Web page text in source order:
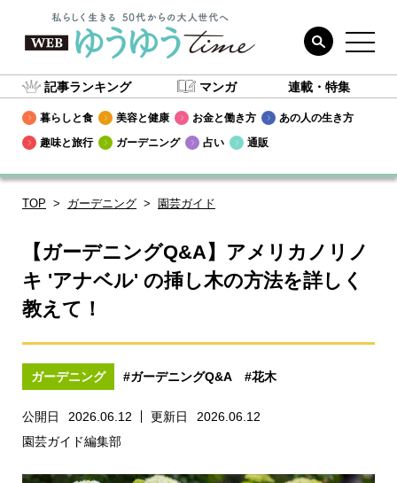
記事ランキング マンガ 連載・特集
暮らしと食 美容と健康 お金と働き方
あの人の生き方
趣味と旅行
ガーデニング 占い 通販
TOP ガーデニング 園芸ガイド
【ガーデニングQ&A】アメリカノリノ
キ 'アナベル' の挿し木の方法を詳しく
教えて！
ガーデニング #ガーデニングQ&A #花木
公開日 2026.06.12 更新日
2026.06.12
園芸ガイド編集部